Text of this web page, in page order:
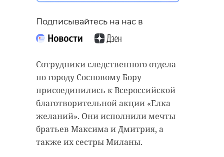
Подписывайтесь на нас в
Сотрудники следственного отдела
по городу Сосновому Бору
присоединились к Всероссийской
благотворительной акции «Елка
желаний». Они исполнили мечты
братьев Максима и Дмитрия, а
также их сестры Миланы.